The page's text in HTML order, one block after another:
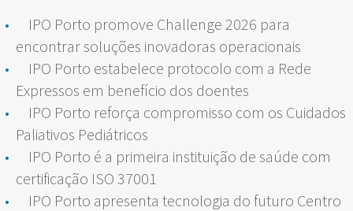
IPO Porto promove Challenge 2026 para
encontrar soluções inovadoras operacionais
IPO Porto estabelece protocolo com a Rede
Expressos em benefício dos doentes
IPO Porto reforça compromisso com os Cuidados
Paliativos Pediátricos
IPO Porto é a primeira instituição de saúde com
certificação ISO 37001
IPO Porto apresenta tecnologia do futuro Centro